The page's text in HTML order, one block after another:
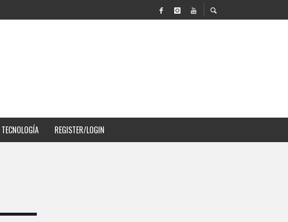
TRANSEÚNTE TICO CON MOVILIDAD Y PAISAJISMO
DE MÁS DE 100 DJS A COSTA RICA
TECNOLOGÍA REGISTER/LOGIN